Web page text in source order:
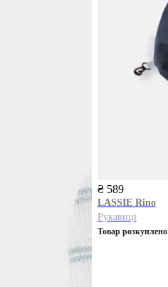
₴ 589
LASSIERino
Рукавиці
Товар розкуплено